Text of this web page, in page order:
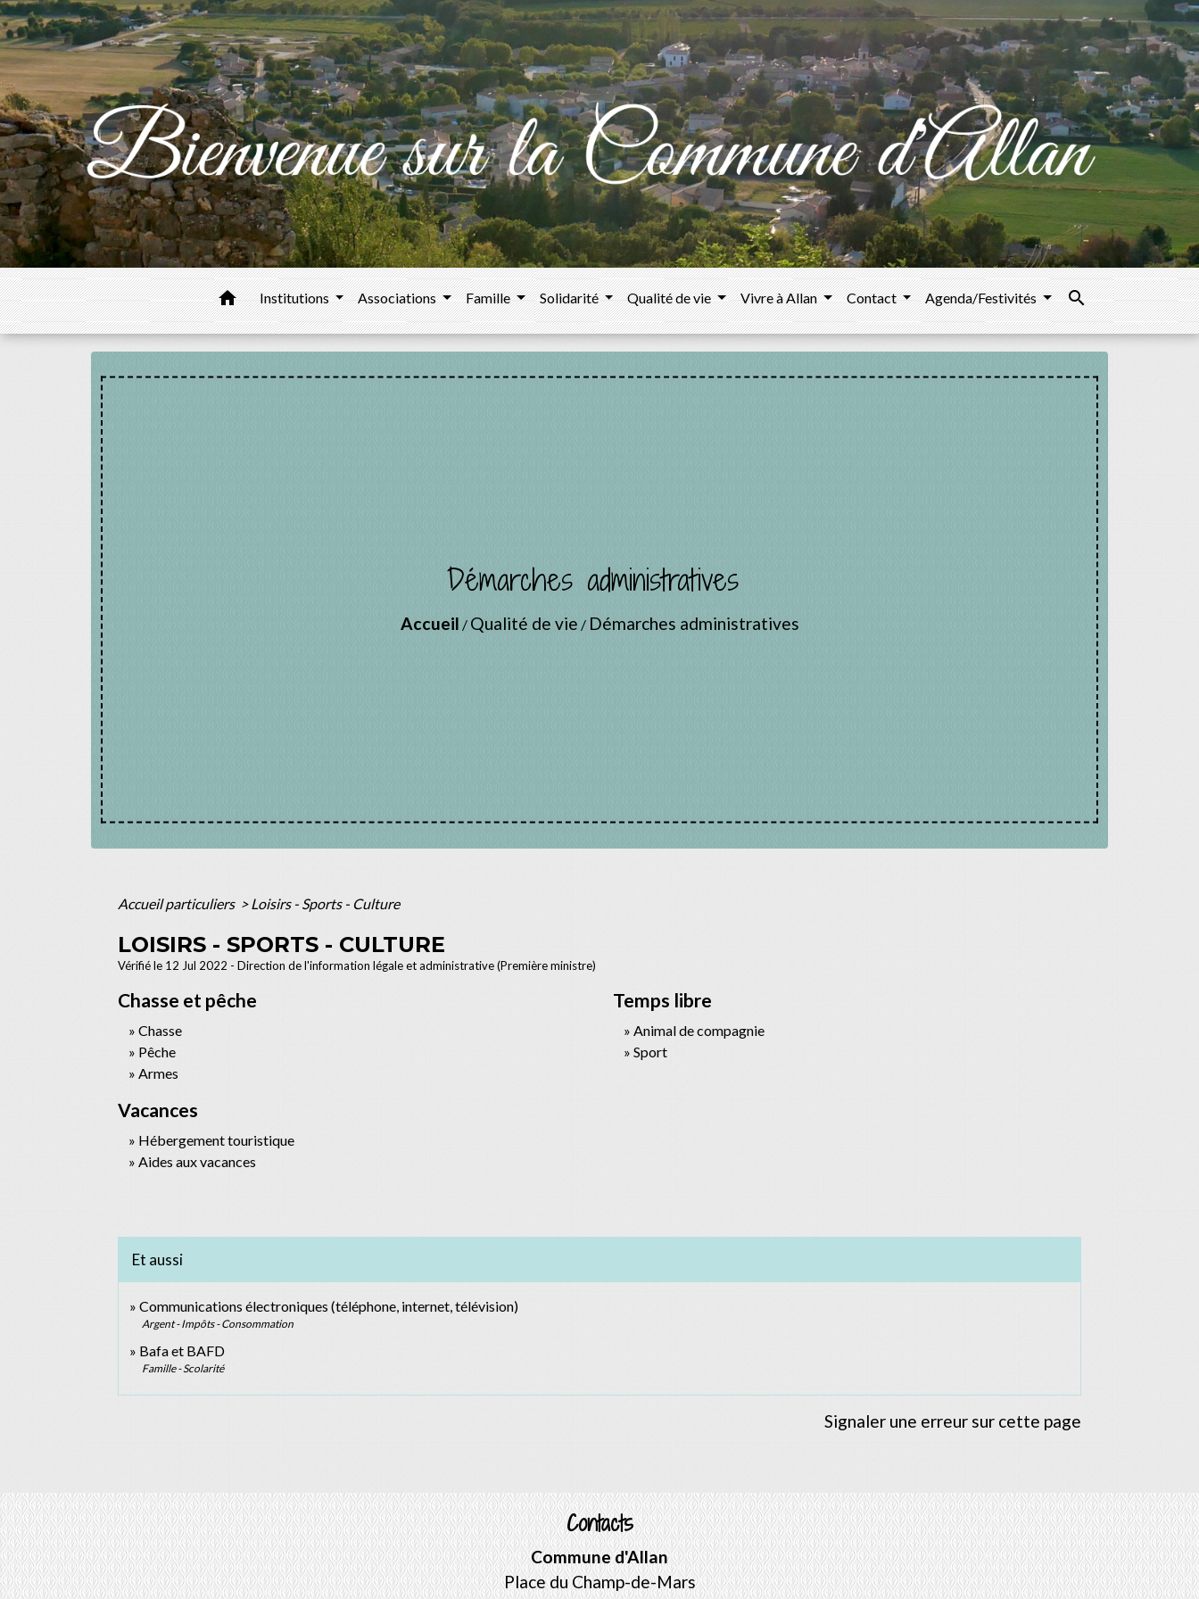
home Institutions Associations Famille Solidarité Qualité de vie Vivre à Allan Contact Agenda/Festivités search
Démarches administratives
Accueil / Qualité de vie / Démarches administratives
Accueil particuliers > Loisirs - Sports - Culture
LOISIRS - SPORTS - CULTURE
Vérifié le 12 Jul 2022 - Direction de l'information légale et administrative (Première ministre)
Chasse et pêche
Chasse
Pêche
Armes
Temps libre
Animal de compagnie
Sport
Vacances
Hébergement touristique
Aides aux vacances
Et aussi
Communications électroniques (téléphone, internet, télévision)
Argent - Impôts - Consommation
Bafa et BAFD
Famille - Scolarité
Signaler une erreur sur cette page
Contacts
Commune d'Allan
Place du Champ-de-Mars